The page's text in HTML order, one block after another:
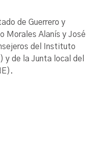
de Guerrero y
Morales Alanís y José
del Instituto
y de la Junta local del